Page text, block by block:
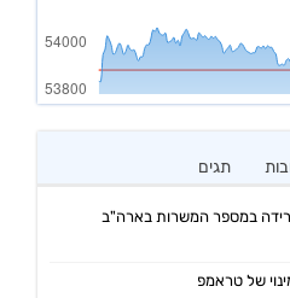
תגים
במספר המשרות בארה"ב
של טראמפ